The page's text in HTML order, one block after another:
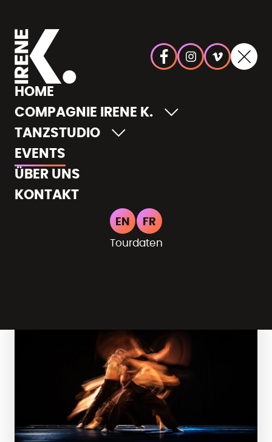
Bitte wählen:
Tanzende Stadt 2026
HOME
COMPAGNIE IRENE K.
TANZSTUDIO
EVENTS
ÜBER UNS
KONTAKT
EN FR
Tourdaten